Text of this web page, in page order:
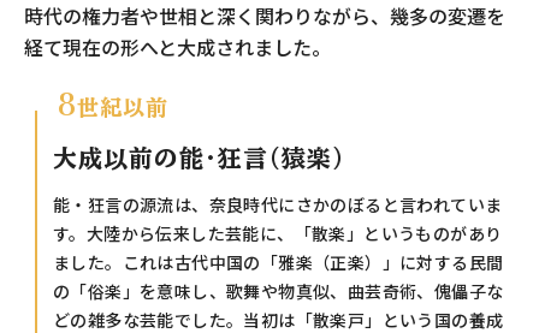
時代の権力者や世相と深く関わりながら、 幾多の変遷を
経て現在の形へと大成されました。
8世紀以前
大成以前の能・狂言（猿楽）
能・狂言の源流は、奈良時代にさかのぼると言われていま
す。大陸から伝来した芸能に、「散楽」というものがあり
ました。これは古代中国の「雅楽（正楽）」に対する民間
の「俗楽」を意味し、歌舞や物真似、曲芸奇術、傀儡子な
どの雑多な芸能でした。当初は「散楽戸」という国の養成